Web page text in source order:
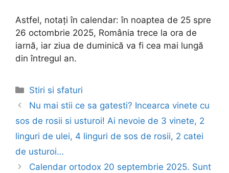
Astfel, notați în calendar: în noaptea de 25 spre
26 octombrie 2025, România trece la ora de
iarnă, iar ziua de duminică va fi cea mai lungă
din întregul an.
Categories
Stiri si sfaturi
Post
navigation
Nu mai stii ce sa gatesti? Incearca vinete cu
sos de rosii si usturoi! Ai nevoie de 3 vinete, 2
linguri de ulei, 4 linguri de sos de rosii, 2 catei
de usturoi…
Calendar ortodox 20 septembrie 2025. Sunt